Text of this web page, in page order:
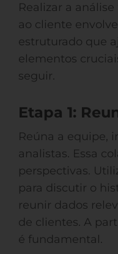
Realizar a
ao cliente
estruturado que
elementos
seguir.
Etapa 1:
Reúna a equipe,
analistas. Essa
perspectivas.
para discutir o
reunir dados
de clientes. A
é fundamental.